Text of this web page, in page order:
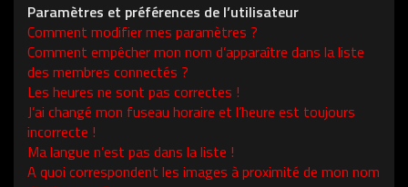
Paramètres et préférences de l’utilisateur
Comment modifier mes paramètres ?
Comment empêcher mon nom d’apparaître dans la liste
des membres connectés ?
Les heures ne sont pas correctes !
J’ai changé mon fuseau horaire et l’heure est toujours
incorrecte !
Ma langue n’est pas dans la liste !
A quoi correspondent les images à proximité de mon nom